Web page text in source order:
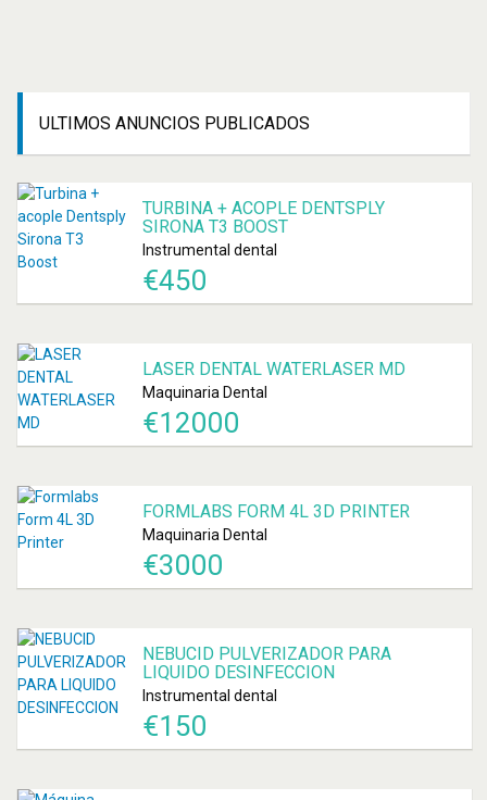
ULTIMOS ANUNCIOS PUBLICADOS
TURBINA + ACOPLE DENTSPLY
SIRONA T3 BOOST
Instrumental dental
€450
LASER DENTAL WATERLASER MD
Maquinaria Dental
€12000
FORMLABS FORM 4L 3D PRINTER
Maquinaria Dental
€3000
NEBUCID PULVERIZADOR PARA
LIQUIDO DESINFECCION
Instrumental dental
€150